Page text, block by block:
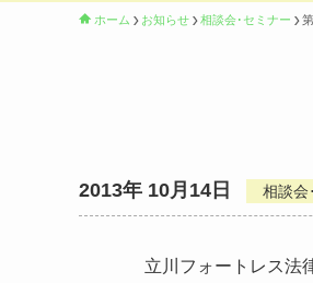
ホーム お知らせ 相談会･セミナー
2013年 10月14日 相談会
立川フォートレス法